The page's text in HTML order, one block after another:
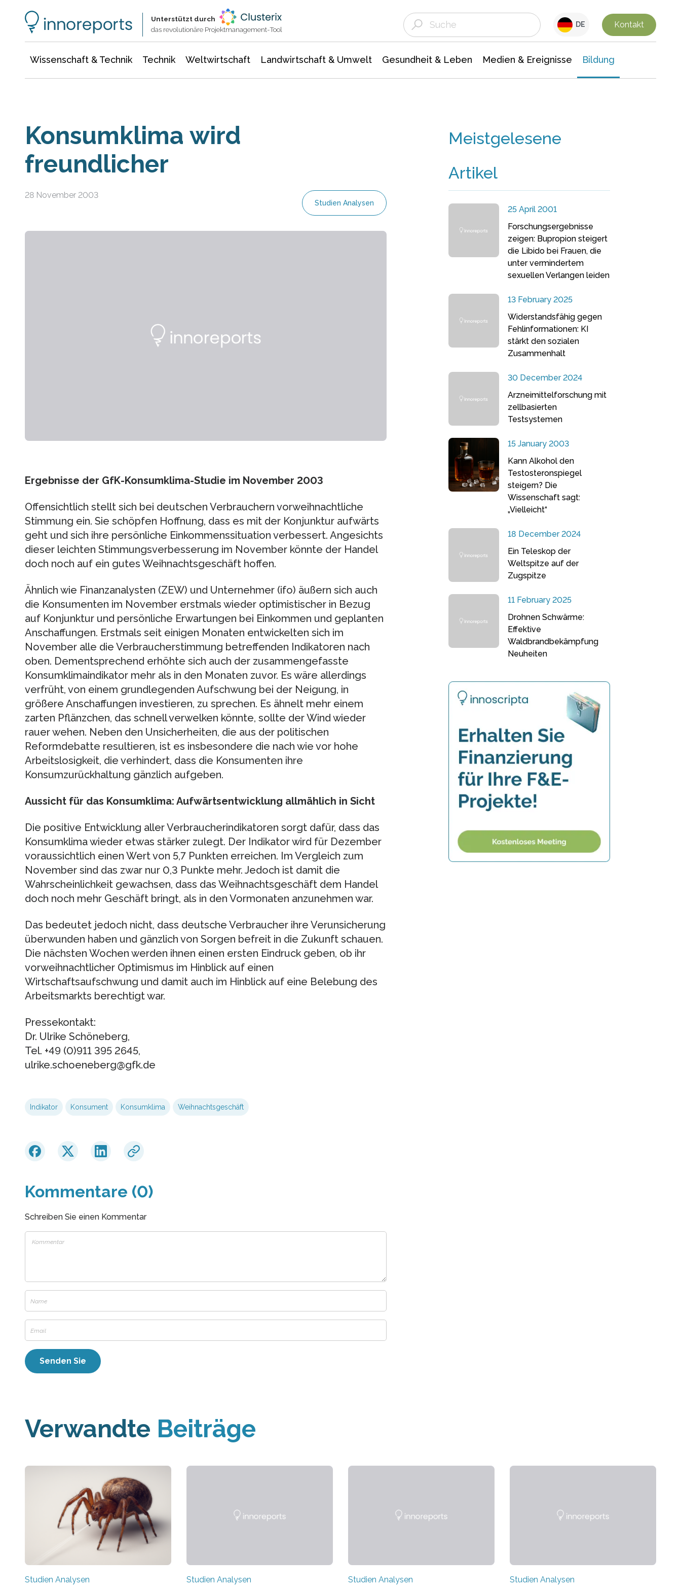
Unterstützt durch
das revolutionäre Projektmanagement-Tool
DE Kontakt
Wissenschaft & Technik Technik Weltwirtschaft Landwirtschaft & Umwelt Gesundheit & Leben Medien & Ereignisse Bildung
Konsumklima wird
freundlicher
28 November 2003
Studien Analysen
Ergebnisse der GfK-Konsumklima-Studie im November 2003
Offensichtlich stellt sich bei deutschen Verbrauchern vorweihnachtliche
Stimmung ein. Sie schöpfen Hoffnung, dass es mit der Konjunktur aufwärts
geht und sich ihre persönliche Einkommenssituation verbessert. Angesichts
dieser leichten Stimmungsverbesserung im November könnte der Handel
doch noch auf ein gutes Weihnachtsgeschäft hoffen.
Ähnlich wie Finanzanalysten (ZEW) und Unternehmer (ifo) äußern sich auch
die Konsumenten im November erstmals wieder optimistischer in Bezug
auf Konjunktur und persönliche Erwartungen bei Einkommen und geplanten
Anschaffungen. Erstmals seit einigen Monaten entwickelten sich im
November alle die Verbraucherstimmung betreffenden Indikatoren nach
oben. Dementsprechend erhöhte sich auch der zusammengefasste
Konsumklimaindikator mehr als in den Monaten zuvor. Es wäre allerdings
verfrüht, von einem grundlegenden Aufschwung bei der Neigung, in
größere Anschaffungen investieren, zu sprechen. Es ähnelt mehr einem
zarten Pflänzchen, das schnell verwelken könnte, sollte der Wind wieder
rauer wehen. Neben den Unsicherheiten, die aus der politischen
Reformdebatte resultieren, ist es insbesondere die nach wie vor hohe
Arbeitslosigkeit, die verhindert, dass die Konsumenten ihre
Konsumzurückhaltung gänzlich aufgeben.
Aussicht für das Konsumklima: Aufwärtsentwicklung allmählich in Sicht
Die positive Entwicklung aller Verbraucherindikatoren sorgt dafür, dass das
Konsumklima wieder etwas stärker zulegt. Der Indikator wird für Dezember
voraussichtlich einen Wert von 5,7 Punkten erreichen. Im Vergleich zum
November sind das zwar nur 0,3 Punkte mehr. Jedoch ist damit die
Wahrscheinlichkeit gewachsen, dass das Weihnachtsgeschäft dem Handel
doch noch mehr Geschäft bringt, als in den Vormonaten anzunehmen war.
Das bedeutet jedoch nicht, dass deutsche Verbraucher ihre Verunsicherung
überwunden haben und gänzlich von Sorgen befreit in die Zukunft schauen.
Die nächsten Wochen werden ihnen einen ersten Eindruck geben, ob ihr
vorweihnachtlicher Optimismus im Hinblick auf einen
Wirtschaftsaufschwung und damit auch im Hinblick auf eine Belebung des
Arbeitsmarkts berechtigt war.
Pressekontakt:
Dr. Ulrike Schöneberg,
Tel. +49 (0)911 395 2645,
ulrike.schoeneberg@gfk.de
Indikator Konsument Konsumklima Weihnachtsgeschäft
Kommentare (0)
Schreiben Sie einen Kommentar
Meistgelesene
Artikel
25 April 2001
Forschungsergebnisse
zeigen: Bupropion steigert
die Libido bei Frauen, die
unter vermindertem
sexuellen Verlangen leiden
13 February 2025
Widerstandsfähig gegen
Fehlinformationen: KI
stärkt den sozialen
Zusammenhalt
30 December 2024
Arzneimittelforschung mit
zellbasierten
Testsystemen
15 January 2003
Kann Alkohol den
Testosteronspiegel
steigern? Die
Wissenschaft sagt:
„Vielleicht“
18 December 2024
Ein Teleskop der
Weltspitze auf der
Zugspitze
11 February 2025
Drohnen Schwärme:
Effektive
Waldbrandbekämpfung
Neuheiten
Verwandte Beiträge
Studien Analysen Studien Analysen Studien Analysen Studien Analysen